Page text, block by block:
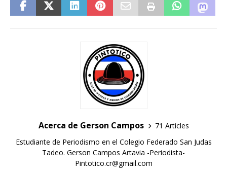
Acerca de Gerson Campos
71 Articles
Estudiante de Periodismo en el Colegio Federado San Judas
Tadeo. Gerson Campos Artavia -Periodista-
Pintotico.cr@gmail.com